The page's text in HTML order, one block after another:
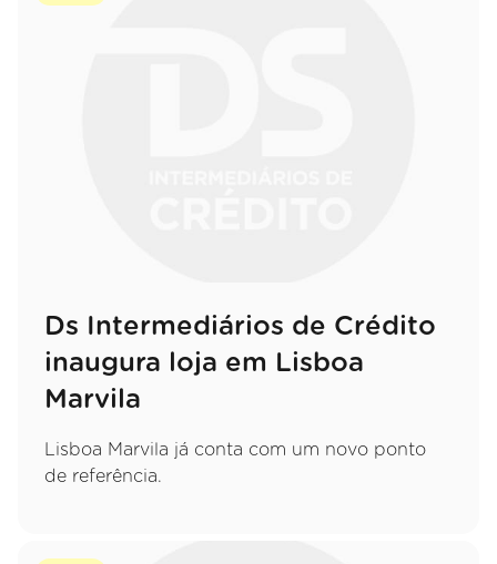
Ds Intermediários de Crédito
inaugura loja em Lisboa
Marvila
Lisboa Marvila já conta com um novo ponto
de referência.